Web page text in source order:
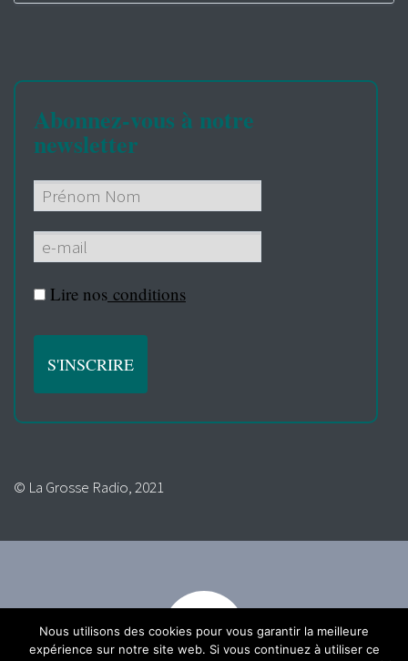
Abonnez-vous à notre
newsletter
Lire nos conditions
© La Grosse Radio, 2021
Nous utilisons des cookies pour vous garantir la meilleure
expérience sur notre site web. Si vous continuez à utiliser ce